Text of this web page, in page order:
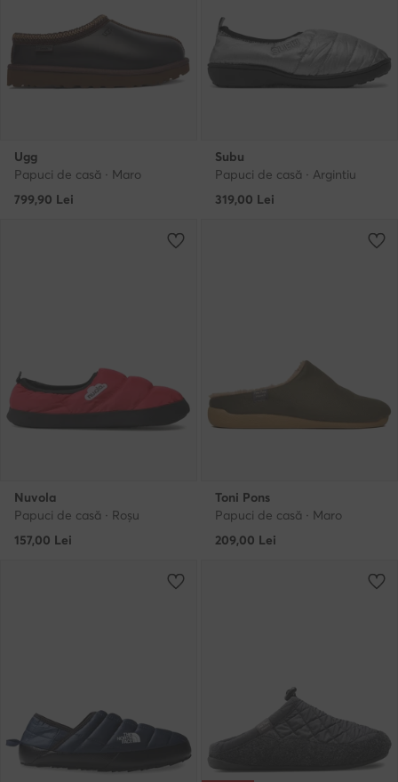
Ugg
Papuci de casă · Maro
799,90 Lei
Subu
Papuci de casă · Argintiu
319,00 Lei
Nuvola
Papuci de casă · Roșu
157,00 Lei
Toni Pons
Papuci de casă · Maro
209,00 Lei